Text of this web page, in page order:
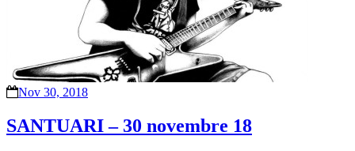
Nov 30, 2018
SANTUARI – 30 novembre 18